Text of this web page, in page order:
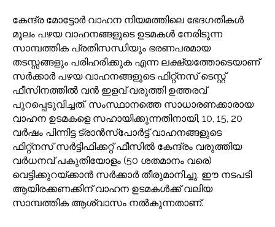
കേന്ദ്ര മോട്ടോർ വാഹന നിയമത്തിലെ ഭേദഗതികൾ
മൂലം പഴയ വാഹനങ്ങളുടെ ഉടമകൾ നേരിടുന്ന
സാമ്പത്തിക പ്രതിസന്ധിയും ഭരണപരമായ
തടസ്സങ്ങളും പരിഹരിക്കുക എന്ന ലക്ഷ്യത്തോടെയാണ്
സർക്കാർ പഴയ വാഹനങ്ങളുടെ ഫിറ്റ്‌നസ് ടെസ്റ്റ്
ഫീസിനത്തിൽ വൻ ഇളവ് വരുത്തി ഉത്തരവ്
പുറപ്പെടുവിച്ചത്. സംസ്ഥാനത്തെ സാധാരണക്കാരായ
വാഹന ഉടമകളെ സഹായിക്കുന്നതിനായി, 10, 15, 20
വർഷം പിന്നിട്ട ട്രാൻസ്‌പോർട്ട് വാഹനങ്ങളുടെ
ഫിറ്റ്‌നസ് സർട്ടിഫിക്കറ്റ് ഫീസിൽ കേന്ദ്രം വരുത്തിയ
വർധനവ് പകുതിയോളം (50 ശതമാനം വരെ)
വെട്ടിക്കുറയ്ക്കാൻ സർക്കാർ തീരുമാനിച്ചു. ഈ നടപടി
ആയിരക്കണക്കിന് വാഹന ഉടമകൾക്ക് വലിയ
സാമ്പത്തിക ആശ്വാസം നൽകുന്നതാണ്.